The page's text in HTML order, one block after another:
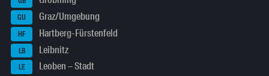
GU Graz/Umgebung
HF Hartberg-Fürstenfeld
LB Leibnitz
LE Leoben – Stadt